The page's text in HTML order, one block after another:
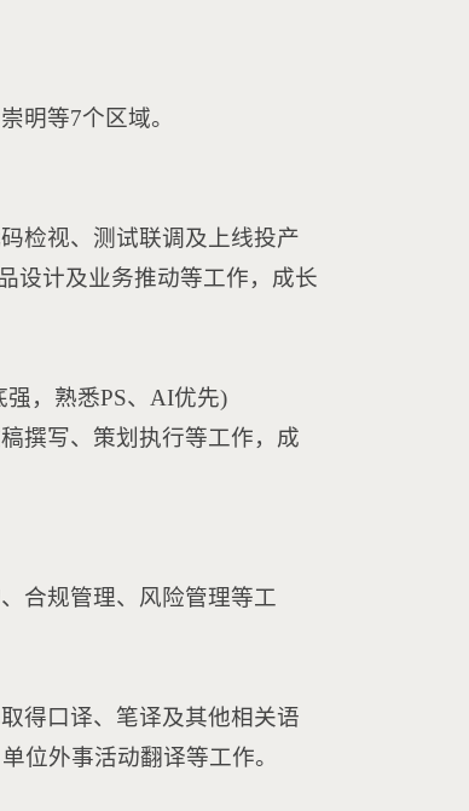
明等7个区域。
检视、测试联调及上线投产
设计及业务推动等工作，成长
，熟悉PS、AI优先)
撰写、策划执行等工作，成
合规管理、风险管理等工
得口译、笔译及其他相关语
位外事活动翻译等工作。